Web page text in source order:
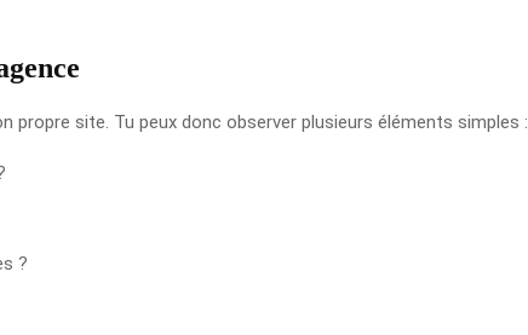
propre site. Tu peux donc observer plusieurs éléments simples :
?